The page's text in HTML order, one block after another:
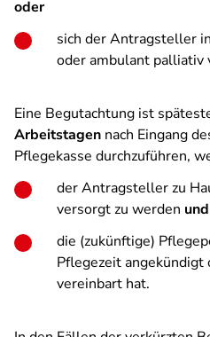
oder
sich der Antragsteller
oder ambulant palliativ
Eine Begutachtung ist
Arbeitstagen nach Eingang
Pflegekasse durchzuführen,
der Antragsteller zu
versorgt zu werden und
die (zukünftige)
Pflegezeit
vereinbart hat.